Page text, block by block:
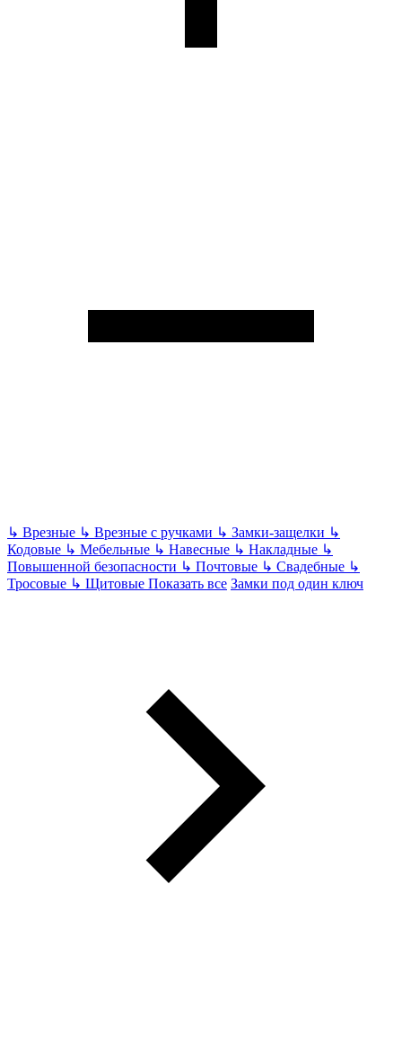
↳ Врезные ↳ Врезные с ручками ↳ Замки-защелки ↳
Кодовые ↳ Мебельные ↳ Навесные ↳ Накладные ↳
Повышенной безопасности ↳ Почтовые ↳ Свадебные ↳
Тросовые ↳ Щитовые Показать все Замки под один ключ